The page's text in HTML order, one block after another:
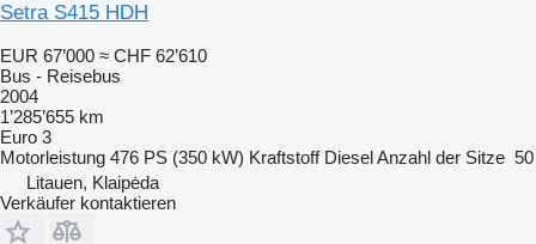
Setra S415 HDH
EUR 67’000 ≈ CHF 62’610
Bus - Reisebus
2004
1’285’655 km
Euro 3
Motorleistung 476 PS (350 kW) Kraftstoff DieselAnzahl der Sitze 50
Litauen, Klaipėda
Verkäufer kontaktieren